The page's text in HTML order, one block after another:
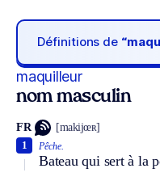
Définitions de
maquilleur
nom masculin
FR [makijœʀ]
Pêche.
Bateau qui sert à la
1